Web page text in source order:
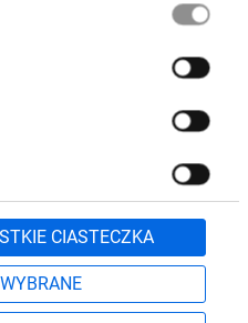
CIASTECZKA
pytania
71 37 61 600
kontaktowy